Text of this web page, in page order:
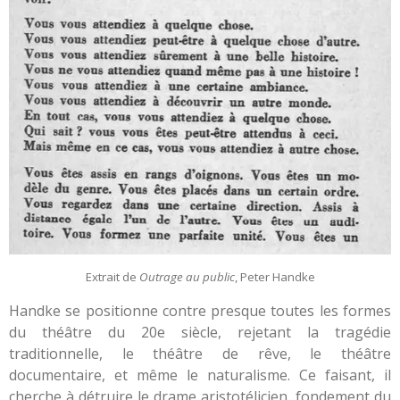
Extrait de Outrage au public, Peter Handke
Handke se positionne contre presque toutes les formes
du théâtre du 20e siècle, rejetant la tragédie
traditionnelle, le théâtre de rêve, le théâtre
documentaire, et même le naturalisme. Ce faisant, il